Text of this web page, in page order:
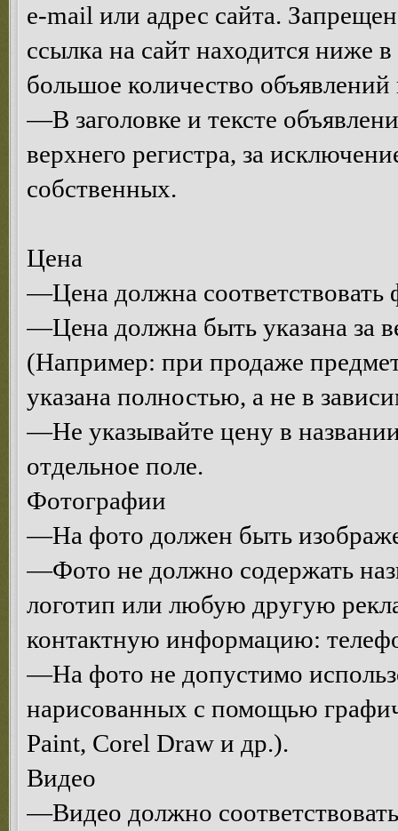
e-mail или адрес сайта.
ссылка на сайт находится ниже
большое количество
—В заголовке и тексте
верхнего регистра, за
собственных.
Цена
—Цена должна соответствовать
—Цена должна быть указана за
(Например: при продаже
указана полностью, а не в
—Не указывайте цену в
отдельное поле.
Фотографии
—На фото должен быть
—Фото не должно содержать
логотип или любую другую
контактную информацию:
—На фото не допустимо
нарисованных с помощью
Paint, Corel Draw и др.).
Видео
—Видео должно